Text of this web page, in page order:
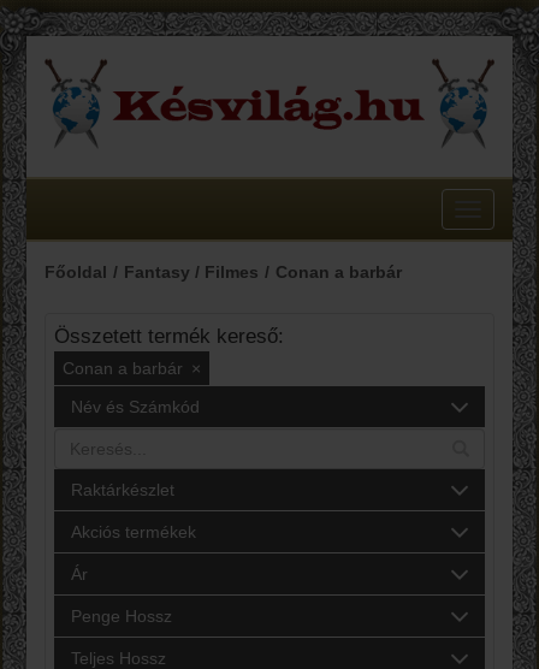
Toggle
Főoldal
Fantasy / Filmes Conan a barbár
Összetett termék kereső:
Conan a barbár ×
Név és Számkód
Raktárkészlet
Akciós termékek
Ár
Penge Hossz
Teljes Hossz